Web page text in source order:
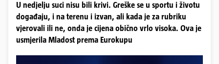
U nedjelju suci nisu bili krivi. Greške se u sportu i životu
događaju, i na terenu i izvan, ali kada je za rubriku
vjerovali ili ne, onda je cijena obično vrlo visoka. Ova je
usmjerila Mladost prema Eurokupu